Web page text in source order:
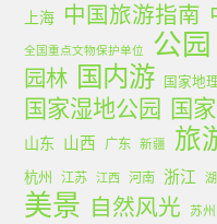
上海 中国旅游指南
全国重点文物保护单位 公园
园林 国内游 国家地
国家湿地公园 国
山东 山西 广东 新疆 旅
杭州 江苏 江西 河南 浙江
美景 自然风光 苏州